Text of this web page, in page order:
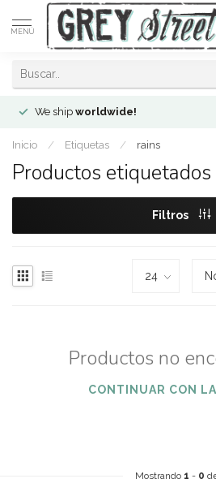
MENÚ
We ship worldwide!
Inicio / Etiquetas / rains
Productos
Filtros
Productos no
CONTINUAR CON
Mostrando 1 - 0